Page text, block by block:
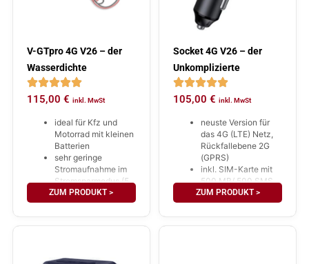
V-GTpro 4G V26 – der
Wasserdichte
115,00 € inkl. MwSt
ideal für Kfz und
Motorrad mit kleinen
Batterien
sehr geringe
Stromaufnahme im
Stromsparmodus (5
mAh)
Schutzklasse IP67,
ZUM PRODUKT >
Socket 4G V26 – der
Unkomplizierte
105,00 € inkl. MwSt
neuste Version für
das 4G (LTE) Netz,
Rückfallebene 2G
(GPRS)
inkl. SIM-Karte mit
500 MB/ 500 SMS
für 5 Jahre
(Datenverbrauch im
ZUM PRODUKT >